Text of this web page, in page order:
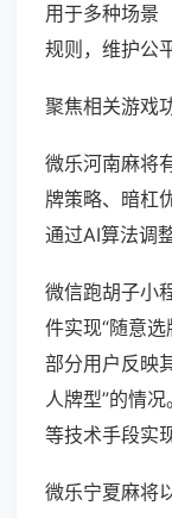
用于多种场景
规则，维护公
聚焦相关游戏
微乐河南麻将
牌策略、暗杠
通过AI算法调
微信跑胡子小
件实现“随意选
部分用户反映
人牌型”的情
等技术手段实
微乐宁夏麻将